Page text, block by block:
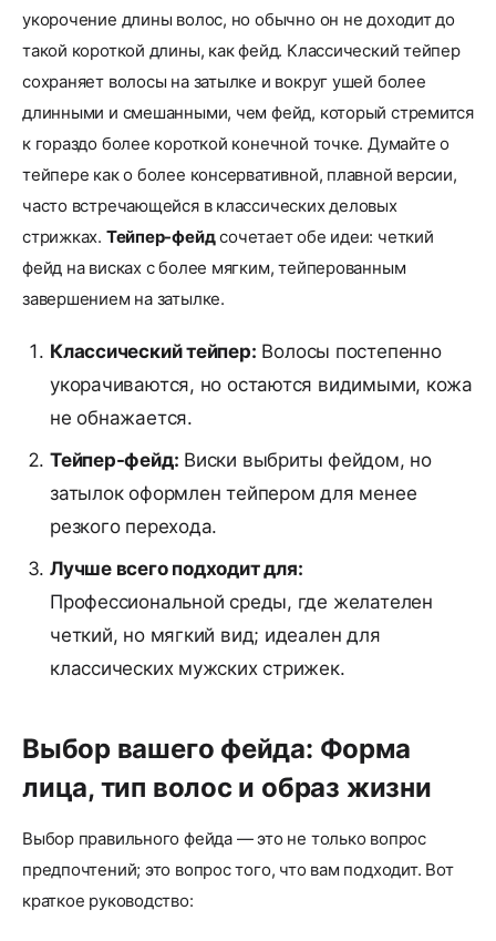
укорочение длины волос, но обычно он не доходит до
такой короткой длины, как фейд. Классический тейпер
сохраняет волосы на затылке и вокруг ушей более
длинными и смешанными, чем фейд, который стремится
к гораздо более короткой конечной точке. Думайте о
тейпере как о более консервативной, плавной версии,
часто встречающейся в классических деловых
стрижках. Тейпер-фейдсочетает обе идеи: четкий
фейд на висках с более мягким, тейперованным
завершением на затылке.
Классический тейпер: Волосы постепенно
укорачиваются, но остаются видимыми, кожа
не обнажается.
Тейпер-фейд: Виски выбриты фейдом, но
затылок оформлен тейпером для менее
резкого перехода.
Лучше всего подходит для:
Профессиональной среды, где желателен
четкий, но мягкий вид; идеален для
классических мужских стрижек.
Выбор вашего фейда: Форма
лица, тип волос и образ жизни
Выбор правильного фейда — это не только вопрос
предпочтений; это вопрос того, что вам подходит. Вот
краткое руководство: